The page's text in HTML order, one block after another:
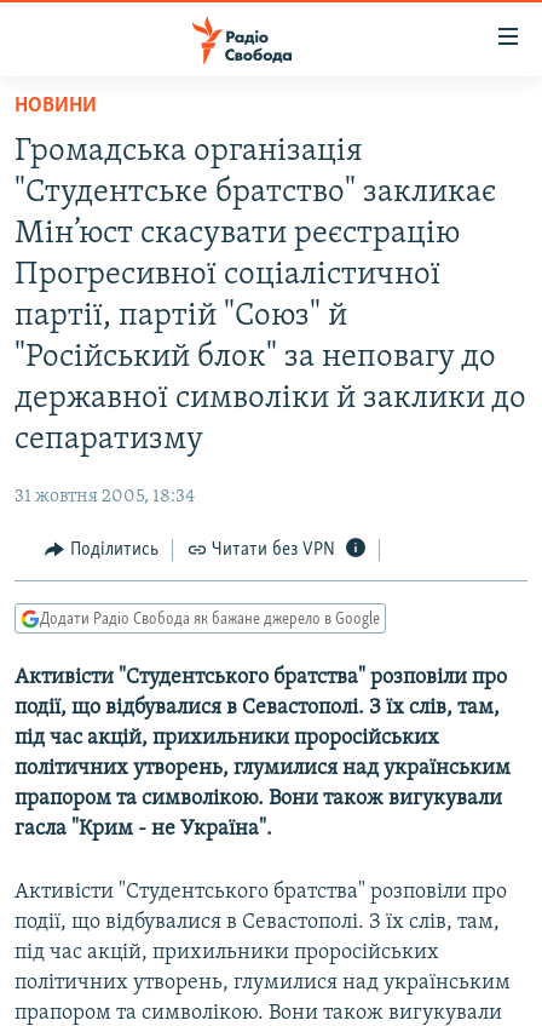
Перейти
основного
матеріалу
Перейти
до
основної
навігації
Перейти
пошуку
ВСЕ ЗА ДОБУ
СТАТТІ
ЕКОНОМІКА
СУСПІЛЬСТВО
КУЛЬТУРА
СПОРТ
ВІЙНА
РОСІЙСЬКА «ФІЛЬТРАЦІЯ»
ДОНБАС.РЕАЛІЇ
КРИМ.РЕАЛІЇ
ТИ ЯК?
МУЛЬТИМЕДІА
ФОТО
ПОДКАСТИ
КРИМ РЕАЛІЇ
РУС
УКР
КТАТ
ДОЛУЧАЙСЯ!
НОВИНИ
Громадська організація
"Студентське братство" закликає
Мін’юст скасувати реєстрацію
Прогресивної соціалістичної
партії, партій "Союз" й
"Російський блок" за неповагу до
державної символіки й заклики до
сепаратизму
31 жовтня 2005, 18:34
Поділитись Читати без VPN
Додати Радіо Свобода як бажане джерело в Google
Активісти "Студентського братства" розповіли про
події, що відбувалися в Севастополі. З їх слів, там,
під час акцій, прихильники проросійських
політичних утворень, глумилися над українським
прапором та символікою. Вони також вигукували
гасла "Крим - не Україна".
Активісти "Студентського братства" розповіли про
події, що відбувалися в Севастополі. З їх слів, там,
під час акцій, прихильники проросійських
політичних утворень, глумилися над українським
прапором та символікою. Вони також вигукували